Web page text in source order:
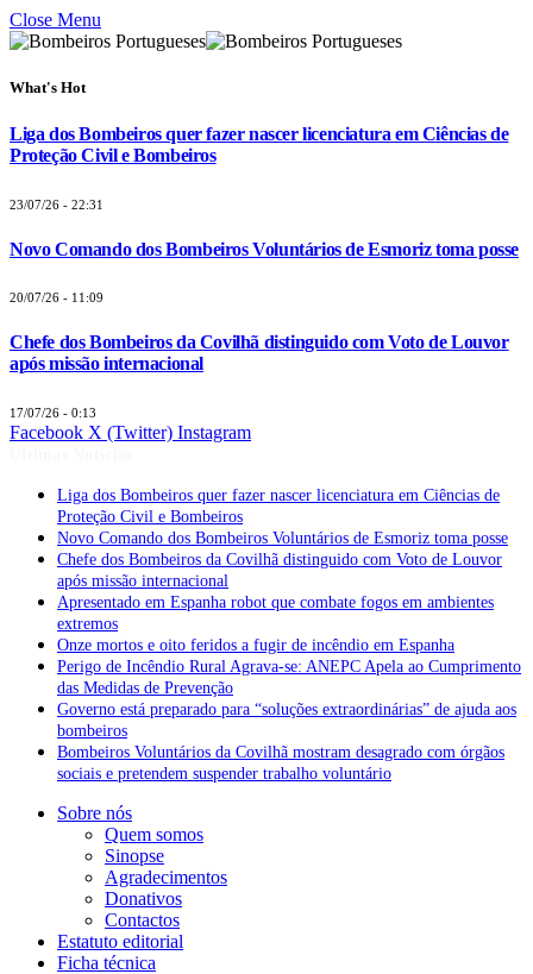
Close Menu
What's Hot
Liga dos Bombeiros quer fazer nascer licenciatura em Ciências de
Proteção Civil e Bombeiros
23/07/26 - 22:31
Novo Comando dos Bombeiros Voluntários de Esmoriz toma posse
20/07/26 - 11:09
Chefe dos Bombeiros da Covilhã distinguido com Voto de Louvor
após missão internacional
17/07/26 - 0:13
Facebook X (Twitter) Instagram
Liga dos Bombeiros quer fazer nascer licenciatura em Ciências de
Proteção Civil e Bombeiros
Novo Comando dos Bombeiros Voluntários de Esmoriz toma posse
Chefe dos Bombeiros da Covilhã distinguido com Voto de Louvor
após missão internacional
Apresentado em Espanha robot que combate fogos em ambientes
extremos
Onze mortos e oito feridos a fugir de incêndio em Espanha
Perigo de Incêndio Rural Agrava-se: ANEPC Apela ao Cumprimento
das Medidas de Prevenção
Governo está preparado para “soluções extraordinárias” de ajuda aos
bombeiros
Bombeiros Voluntários da Covilhã mostram desagrado com órgãos
sociais e pretendem suspender trabalho voluntário
Sobre nós
Quem somos
Sinopse
Agradecimentos
Donativos
Contactos
Estatuto editorial
Ficha técnica